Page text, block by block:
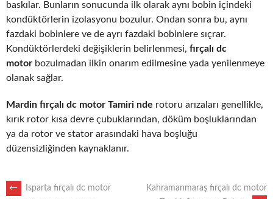
baskılar. Bunların sonucunda ilk olarak aynı bobin içindeki
kondüktörlerin izolasyonu bozulur. Ondan sonra bu, aynı
fazdaki bobinlere ve de ayrı fazdaki bobinlere sıçrar.
Kondüktörlerdeki değişiklerin belirlenmesi, fırçalı dc
motor bozulmadan ilkin onarım edilmesine yada yenilenmeye
olanak sağlar.
Mardin fırçalı dc motor Tamiri nde rotoru arızaları genellikle,
kırık rotor kısa devre çubuklarından, döküm boşluklarından
ya da rotor ve stator arasındaki hava boşluğu
düzensizliğinden kaynaklanır.
←
Isparta fırçalı dc motor
Kahramanmaraş fırçalı dc motor